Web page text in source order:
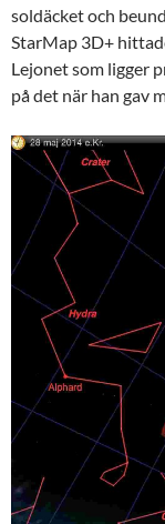
soldäcket och
StarMap 3D+
Lejonet som ligger
på det när han gav